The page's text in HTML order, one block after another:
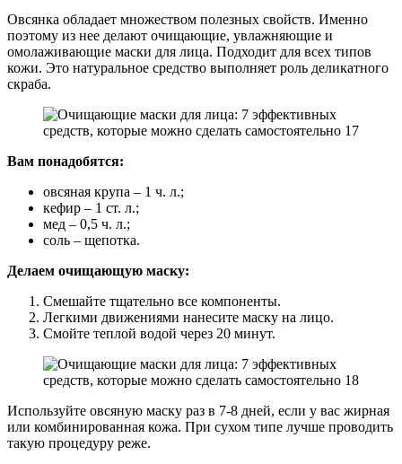
Овсянка обладает множеством полезных свойств. Именно
поэтому из нее делают очищающие, увлажняющие и
омолаживающие маски для лица. Подходит для всех типов
кожи. Это натуральное средство выполняет роль деликатного
скраба.
Вам понадобятся:
овсяная крупа – 1 ч. л.;
кефир – 1 ст. л.;
мед – 0,5 ч. л.;
соль – щепотка.
Делаем очищающую маску:
Смешайте тщательно все компоненты.
Легкими движениями нанесите маску на лицо.
Смойте теплой водой через 20 минут.
Используйте овсяную маску раз в 7-8 дней, если у вас жирная
или комбинированная кожа. При сухом типе лучше проводить
такую процедуру реже.